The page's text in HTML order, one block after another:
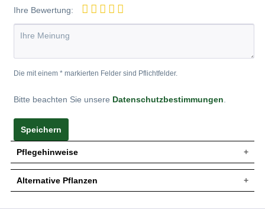
Ihre Bewertung:
Die mit einem * markierten Felder sind Pflichtfelder.
Bitte beachten Sie unsere Datenschutzbestimmungen
Speichern
Pflegehinweise
Pflanz- und Pflegetipps Platanus acerifolia
Alternative Pflanzen